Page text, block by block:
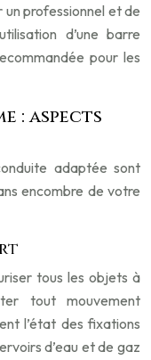
professionnel et de
d’une barre
pour les
: aspects
adaptée sont
encombre de votre
tous les objets à
tout mouvement
l’état des fixations
d’eau et de gaz